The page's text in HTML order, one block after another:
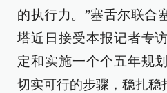
的执行力。”塞舌尔联合
塔近日接受本报记者专
定和实施一个个五年规
切实可行的步骤，稳扎稳